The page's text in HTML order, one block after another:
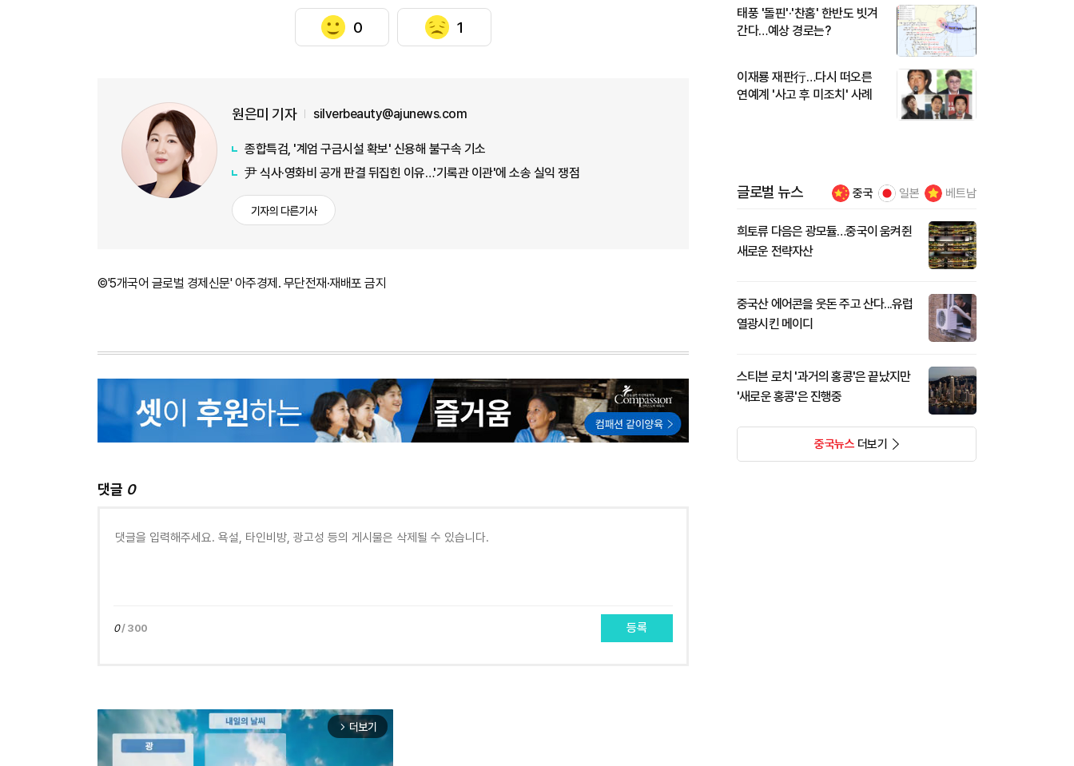
0 1
원은미 기자 silverbeauty@ajunews.com
종합특검, '계엄 구금시설 확보' 신용해 불구속 기소
尹 식사·영화비 공개 판결 뒤집힌 이유…'기록관 이관'에 소송 실익 쟁점
기자의 다른기사
©'5개국어 글로벌 경제신문' 아주경제. 무단전재·재배포 금지
댓글 0
0/ 300 등록
arrow_forward_ios 더보기
태풍 '돌핀'·'찬홈' 한반도 빗겨
간다…예상 경로는?
이재룡 재판行…다시 떠오른
연예계 '사고 후 미조치' 사례
글로벌 뉴스 중국 일본 베트남
희토류 다음은 광모듈…중국이 움켜쥔
새로운 전략자산
중국산 에어콘을 웃돈 주고 산다...유럽
열광시킨 메이디
스티븐 로치 '과거의 홍콩'은 끝났지만
'새로운 홍콩'은 진행중
중국뉴스더보기